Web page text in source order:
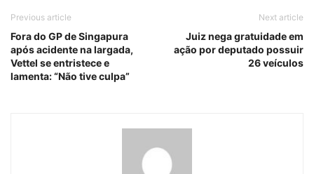
Previous article
Fora do GP de Singapura
após acidente na largada,
Vettel se entristece e
lamenta: “Não tive culpa”
Next article
Juiz nega gratuidade em
ação por deputado possuir
26 veículos